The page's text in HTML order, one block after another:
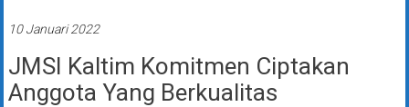
10 Januari 2022
JMSI Kaltim Komitmen Ciptakan
Anggota Yang Berkualitas